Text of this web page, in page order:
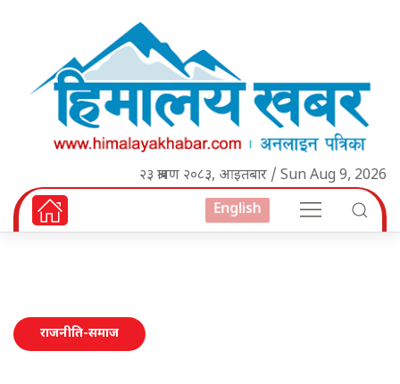
२३ श्रावण २०८३, आइतबार / Sun Aug 9, 2026
English
राजनीति-समाज